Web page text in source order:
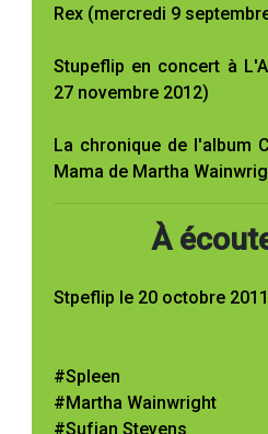
Rex (mercredi 9
Stupeflip en concert à
27 novembre 2012)
La chronique de l'album
Mama de Martha
À
Stpeflip le 20 octobre 2011
#Spleen
#Martha Wainwright
#Sufjan Stevens